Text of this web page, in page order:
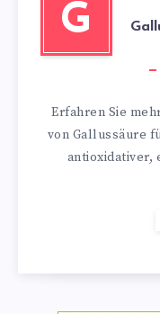
G
Erfahren Sie
von Gallussäure
antioxidativer,